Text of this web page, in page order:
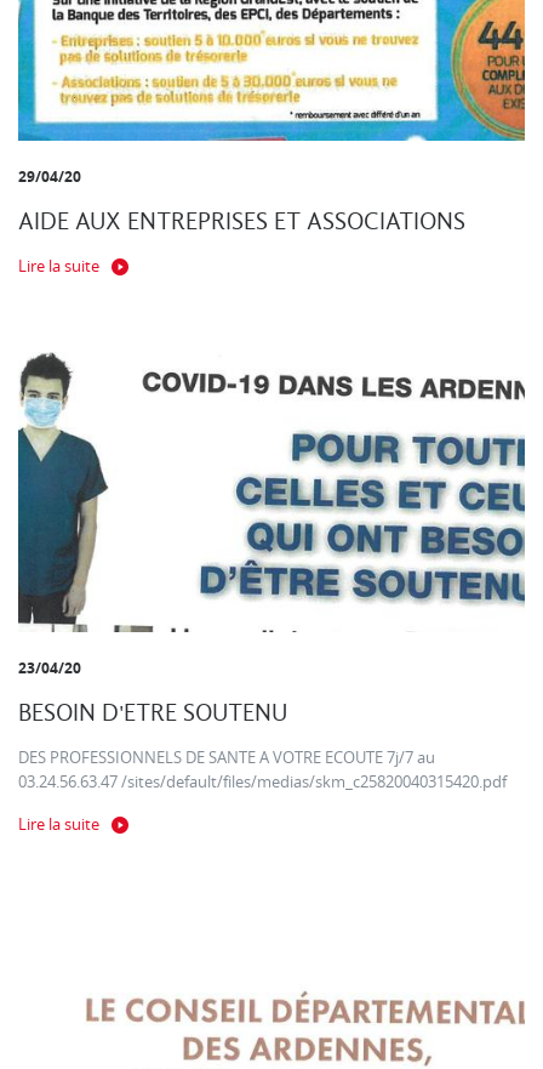
29/04/20
AIDE AUX ENTREPRISES ET ASSOCIATIONS
Lire la suite
23/04/20
BESOIN D'ETRE SOUTENU
DES PROFESSIONNELS DE SANTE A VOTRE ECOUTE 7j/7 au
03.24.56.63.47 /sites/default/files/medias/skm_c25820040315420.pdf
Lire la suite